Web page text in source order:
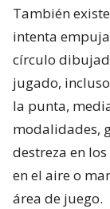
También
intenta
círculo
jugado,
la punta,
modalidades,
destreza en
en el aire o
área de juego.